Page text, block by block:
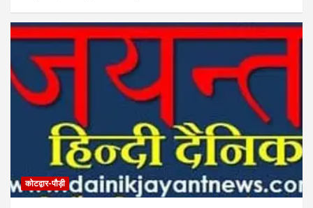
कोटद्वार-पौड़ी